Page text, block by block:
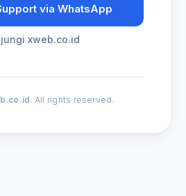
via WhatsApp
xweb.co.id
. All rights reserved.